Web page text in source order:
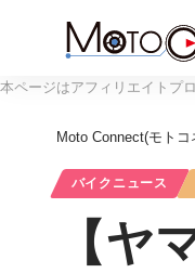
本ページはアフィリエイトプ
Moto Connect(モトコ
バイクニュース
【ヤ